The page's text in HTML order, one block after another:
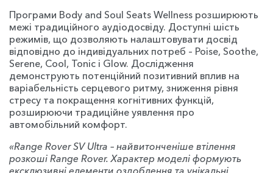
Програми Body and Soul Seats Wellness розширюють
межі традиційного аудіодосвіду. Доступні шість
режимів, що дозволяють налаштовувати досвід
відповідно до індивідуальних потреб – Poise, Soothe,
Serene, Cool, Tonic і Glow. Дослідження
демонструють потенційний позитивний вплив на
варіабельність серцевого ритму, зниження рівня
стресу та покращення когнітивних функцій,
розширюючи традиційне уявлення про
автомобільний комфорт.
«Range Rover SV Ultra – найвитонченіше втілення
розкоші Range Rover. Характер моделі формують